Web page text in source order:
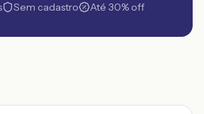
Sem cadastro Até 30% off